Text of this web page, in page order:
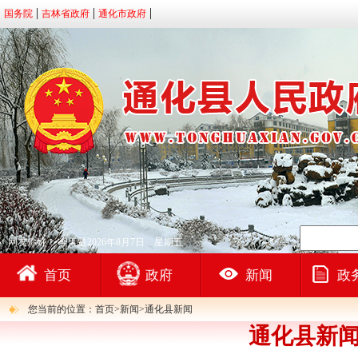
国务院 吉林省政府 通化市政府
网友你好！今天是2026年8月7日 星期五
首页 政府 新闻 政
您当前的位置：首页>新闻>通化县新闻
通化县新